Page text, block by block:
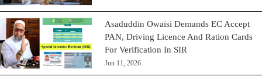
Asaduddin Owaisi Demands EC Accept
PAN, Driving Licence And Ration Cards
For Verification In SIR
Jun 11, 2026